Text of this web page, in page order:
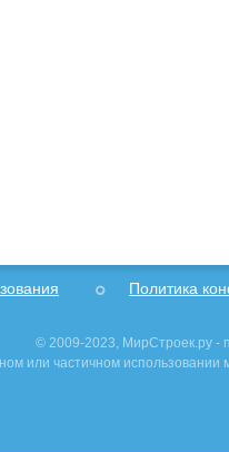
Политика
© 2009-2023, МирСтроек.ру -
или частичном использовании